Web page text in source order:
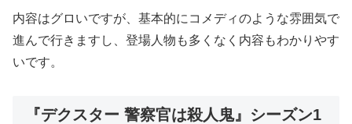
内容はグロいですが、基本的にコメディのような雰囲気で
進んで行きますし、登場人物も多くなく内容もわかりやす
いです。
『デクスター 警察官は殺人鬼』シーズン1